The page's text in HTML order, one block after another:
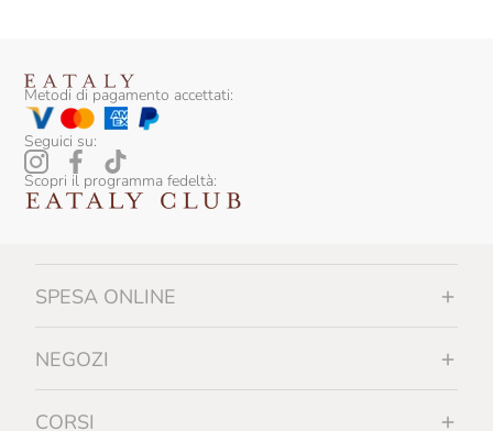
Metodi di pagamento accettati:
Seguici su:
Scopri il programma fedeltà:
SPESA ONLINE
NEGOZI
CORSI